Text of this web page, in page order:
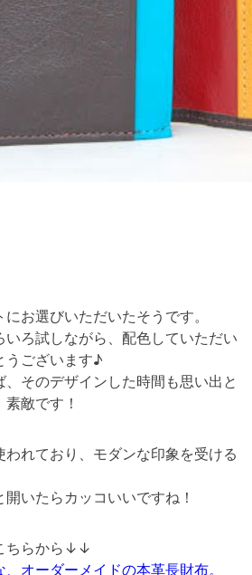
お選びいただいたそうです。
いろ試しながら、配色していただい
うございます♪
そのデザインした時間も思い出と
敵です！
れており、モダンな印象を受ける
いたらカッコいいですね！
ちらから↓↓
オーダーメイドの本革長財布。